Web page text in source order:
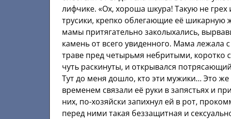
лифчике. «Ох, хороша шкура! Такую не
трусики, крепко облегающие её шикарную
мамы притягательно заколыхались,
камень от всего увиденного. Мама лежала
траве пред четырьмя небритыми,
чуть раскинуты, и открывался
Тут до меня дошло, кто эти мужики… Это
временем связали её руки в запястьях и
них, по-хозяйски запихнул ей в рот,
перед ними такая беззащитная и